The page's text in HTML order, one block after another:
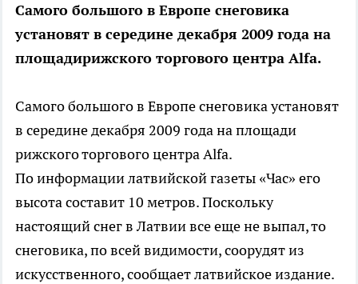
Самого большого в Европе снеговика
установят в середине декабря 2009 года на
площадирижского торгового центра Alfa.
Самого большого в Европе снеговика установят
в середине декабря 2009 года на площади
рижского торгового центра Alfa.
По информации латвийской газеты «Час» его
высота составит 10 метров. Поскольку
настоящий снег в Латвии все еще не выпал, то
снеговика, по всей видимости, соорудят из
искусственного, сообщает латвийское издание.